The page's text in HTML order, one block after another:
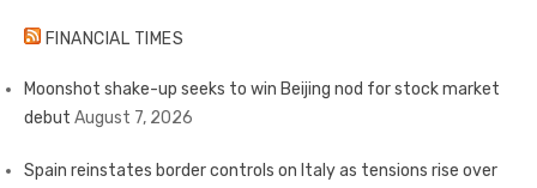
FINANCIAL TIMES
Moonshot shake-up seeks to win Beijing nod for stock market
debut August 7, 2026
Spain reinstates border controls on Italy as tensions rise over